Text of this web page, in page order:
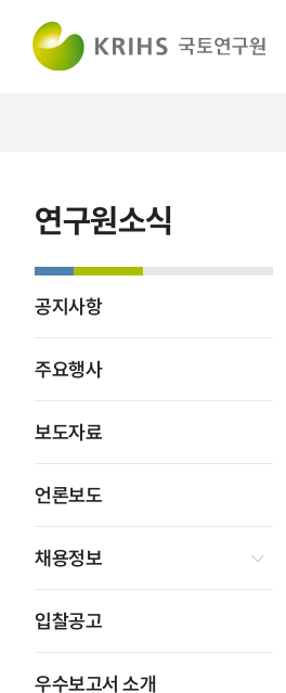
연구원소식
공지사항
주요행사
보도자료
언론보도
채용정보
입찰공고
우수보고서 소개